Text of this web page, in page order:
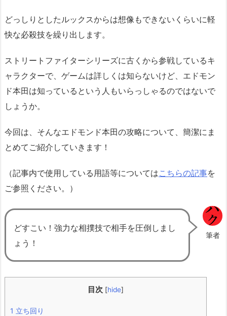
どっしりとしたルックスからは想像もできないくらいに軽
快な必殺技を繰り出します。
ストリートファイターシリーズに古くから参戦しているキ
ャラクターで、ゲームは詳しくは知らないけど、エドモン
ド本田は知っているという人もいらっしゃるのではないで
しょうか。
今回は、そんなエドモンド本田の攻略について、簡潔にま
とめてご紹介していきます！
（記事内で使用している用語等についてはこちらの記事を
ご参照ください。）
筆者
どすこい！強力な相撲技で相手を圧倒しまし
ょう！
目次 [hide]
1 立ち回り